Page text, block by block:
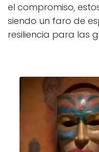
el compromiso,
siendo un faro de
resiliencia para las